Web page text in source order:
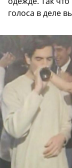
голоса в деле